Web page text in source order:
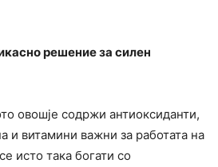
решение за силен
овошје содржи антиоксиданти,
и витамини важни за работата на
исто така богати со